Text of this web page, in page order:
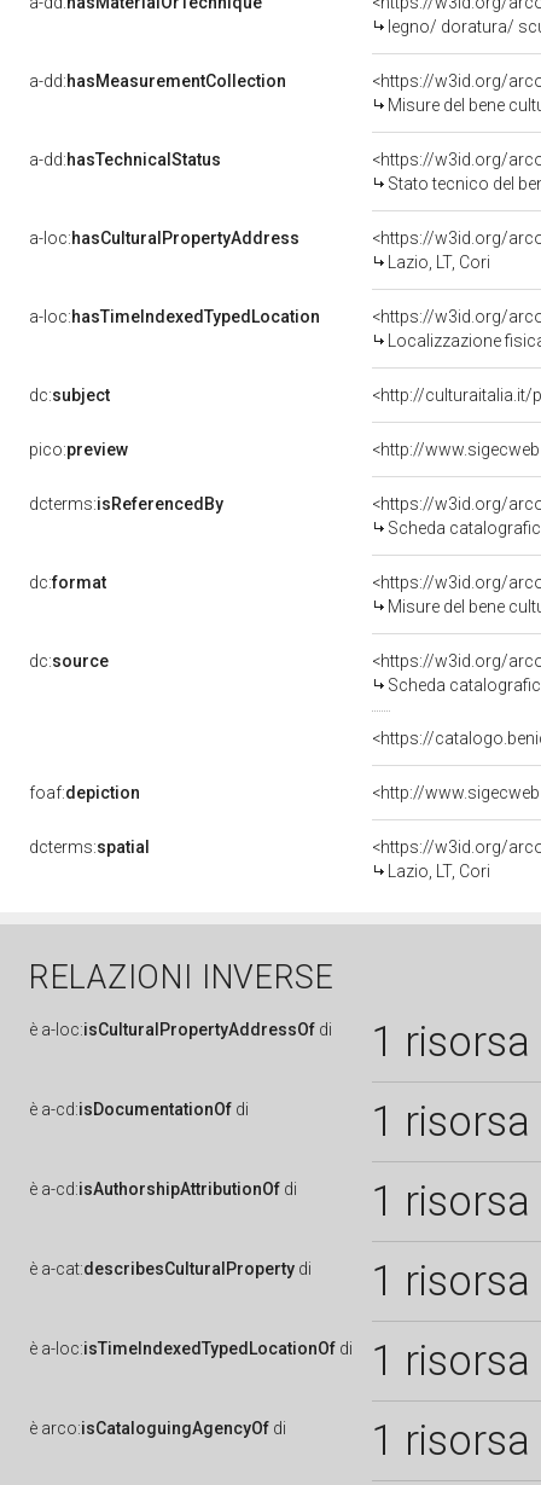
legno/ doratura/
a-dd:hasMeasurementCollection
<https://w3id.org/
Misure del bene
a-dd:hasTechnicalStatus
<https://w3id.org/
Stato tecnico del
a-loc:hasCulturalPropertyAddress
<https://w3id.org/
Lazio, LT, Cori
a-loc:hasTimeIndexedTypedLocation
<https://w3id.org/
Localizzazione
dc:subject <http://culturaitalia.it/
pico:preview
dcterms:isReferencedBy
<https://w3id.org/
Scheda
dc:format
<https://w3id.org/
Misure del bene
dc:source
<https://w3id.org/
Scheda
<https://
foaf:depiction
dcterms:spatial
<https://w3id.org/
Lazio, LT, Cori
RELAZIONI INVERSE
è a-loc:isCulturalPropertyAddressOf di 1 risorsa
è a-cd:isDocumentationOf di 1 risorsa
è a-cd:isAuthorshipAttributionOf di 1 risorsa
è a-cat:describesCulturalProperty di 1 risorsa
è a-loc:isTimeIndexedTypedLocationOf di 1 risorsa
è arco:isCataloguingAgencyOf di 1 risorsa